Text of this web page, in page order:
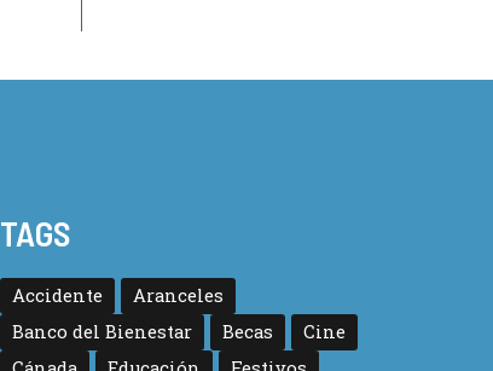
TAGS
Accidente
Aranceles
Banco del Bienestar
Becas
Cine